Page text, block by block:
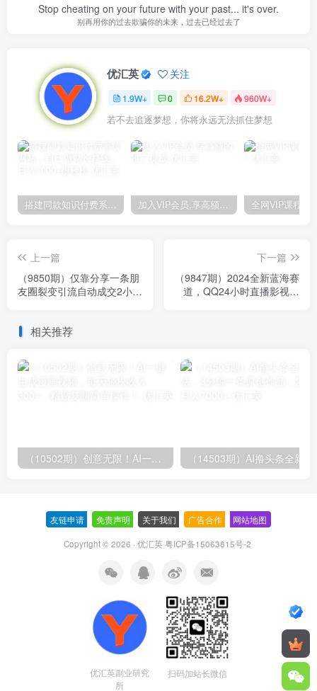
Stop cheating on your future with your past... it's over.
别再用你的过去欺骗你的未来，过去已经过去了
优汇英 关注
1.9W+ 0 16.2W+ 960W+
若不去追逐梦想，你将永远无法抓住梦想
搭建同款知识付费系统网站，自己做站长挣钱，日入1000+很轻松 加入VIP会员,享高额的推广提成
上一篇
（9850期）仅靠分享一条朋
友圈裂变引流自动成交2小时
下一篇
（9847期）2024全新蓝海赛
道，QQ24小时直播影视短
相关推荐
（10502期）创意无限！AI一键生成漫画视频，每天轻松收入300+，粘贴复制简单操作！
友链申请 免责声明 关于我们 广告合作 网站地图
Copyright © 2026 · 优汇英粤ICP备15063815号-2
优汇英副业研究
所
扫码加站长微信